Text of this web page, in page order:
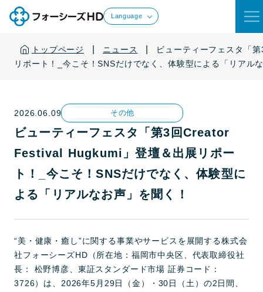
Language
トップページ ニュース
ビューティーフェスタ「
リポート！_今こそ！SNSだけでなく、体験型による「リアル
2026.06.09 その他
ビューティーフェスタ「第3回Creator
Festival Hugkumi」登壇＆出展リポー
ト！_今こそ！SNSだけでなく、体験型に
よる「リアルなお声」を聞く！
“美・健康・癒し”に関する事業やサービスを展開する株式会
社フォーシーズHD（所在地：福岡市中央区、代表取締役社
長： 松野博彦、東証スタンダード市場 証券コード：
3726）は、2026年5月29日（金）・30日（土）の2日間、